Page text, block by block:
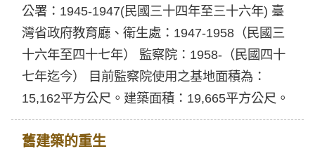
公署：1945-1947(民國三十四年至三十六年) 臺
灣省政府教育廳、衛生處：1947-1958（民國三
十六年至四十七年） 監察院：1958-（民國四十
七年迄今） 目前監察院使用之基地面積為：
15,162平方公尺。建築面積：19,665平方公尺。
舊建築的重生